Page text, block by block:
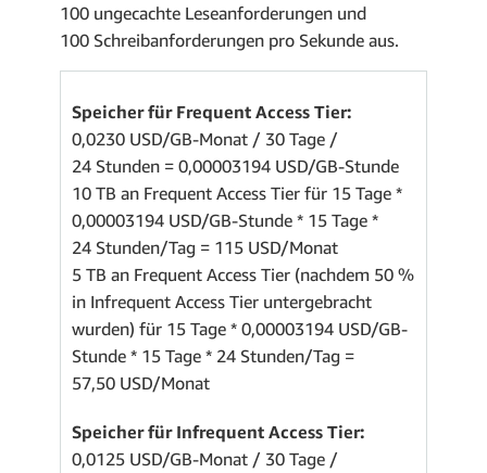
100 ungecachte Leseanforderungen und
100 Schreibanforderungen pro Sekunde aus.
Speicher für Frequent Access Tier:
0,0230 USD/GB-Monat / 30 Tage /
24 Stunden = 0,00003194 USD/GB-Stunde
10 TB an Frequent Access Tier für 15 Tage *
0,00003194 USD/GB-Stunde * 15 Tage *
24 Stunden/Tag = 115 USD/Monat
5 TB an Frequent Access Tier (nachdem 50 %
in Infrequent Access Tier untergebracht
wurden) für 15 Tage * 0,00003194 USD/GB-
Stunde * 15 Tage * 24 Stunden/Tag =
57,50 USD/Monat
Speicher für Infrequent Access Tier:
0,0125 USD/GB-Monat / 30 Tage /